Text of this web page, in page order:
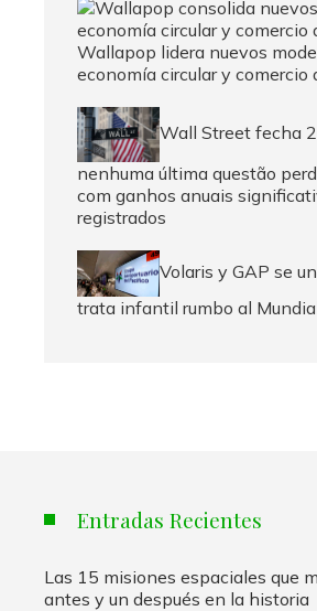
Wallapop lidera nuevos
economía circular y comercio
Wall Street fecha
nenhuma última questão
com ganhos anuais
registrados
Volaris y GAP se
trata infantil rumbo al
Entradas Recientes
Las 15 misiones espaciales que
antes y un después en la historia